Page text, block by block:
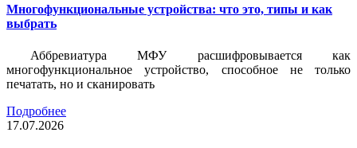
Многофункциональные устройства: что это, типы и как
выбрать
Аббревиатура МФУ расшифровывается как
многофункциональное устройство, способное не только
печатать, но и сканировать
Подробнее
17.07.2026